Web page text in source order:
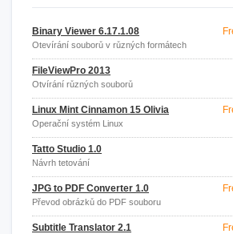
Binary Viewer 6.17.1.08
Otevírání souborů v různých formátech
FileViewPro 2013
Otvírání různých souborů
Linux Mint Cinnamon 15 Olivia
Operační systém Linux
Tatto Studio 1.0
Návrh tetování
JPG to PDF Converter 1.0
Převod obrázků do PDF souboru
Subtitle Translator 2.1